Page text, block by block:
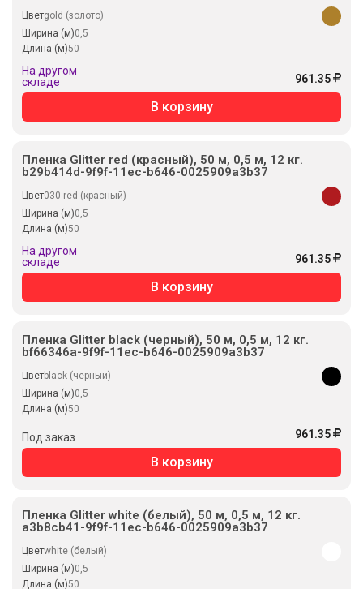
Цветgold (золото)
Ширина (м)0,5
Длина (м)50
На другом
складе
961.35
В корзину
Пленка Glitter red (красный), 50 м, 0,5 м, 12 кг.
b29b414d-9f9f-11ec-b646-0025909a3b37
Цвет030 red (красный)
Ширина (м)0,5
Длина (м)50
На другом
складе
961.35
В корзину
Пленка Glitter black (черный), 50 м, 0,5 м, 12 кг.
bf66346a-9f9f-11ec-b646-0025909a3b37
Цветblack (черный)
Ширина (м)0,5
Длина (м)50
Под заказ 961.35
В корзину
Пленка Glitter white (белый), 50 м, 0,5 м, 12 кг.
a3b8cb41-9f9f-11ec-b646-0025909a3b37
Цветwhite (белый)
Ширина (м)0,5
Длина (м)50